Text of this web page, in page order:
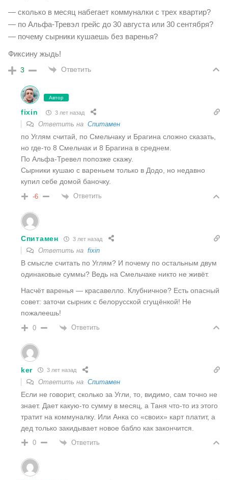
— сколько в месяц набегает коммуналки с трех квартир?
— по Альфа-Тревэл грейс до 30 августа или 30 сентября?
— почему сырники кушаешь без варенья?
Фиксину жыдь!
3 Ответить
Автор
fixin 3 лет назад
Ответить на Спитамен
по Углям считай, по Смельчаку и Брагина сложно сказать,
но где-то 8 Смельчак и 8 Брагина в среднем.
По Альфа-Тревел попозже скажу.
Сырники кушаю с вареньем только в Додо, но недавно
купил себе домой баночку.
-6 Ответить
Спитамен 3 лет назад
Ответить на fixin
В смысле считать по Углям? И почему по остальным двум
одинаковые суммы? Ведь на Смельчаке никто не живёт.
Насчёт варенья — красавелло. Клубничное? Есть опасный
совет: заточи сырник с белорусской сгущёнкой! Не
пожалеешь!
0 Ответить
ker 3 лет назад
Ответить на Спитамен
Если не говорит, сколько за Угли, то, видимо, сам точно не
знает. Дает какую-то сумму в месяц, а Таня что-то из этого
тратит на коммуналку. Или Анка со «своих» карт платит, а
дед только закидывает новое бабло как закончится.
0 Ответить